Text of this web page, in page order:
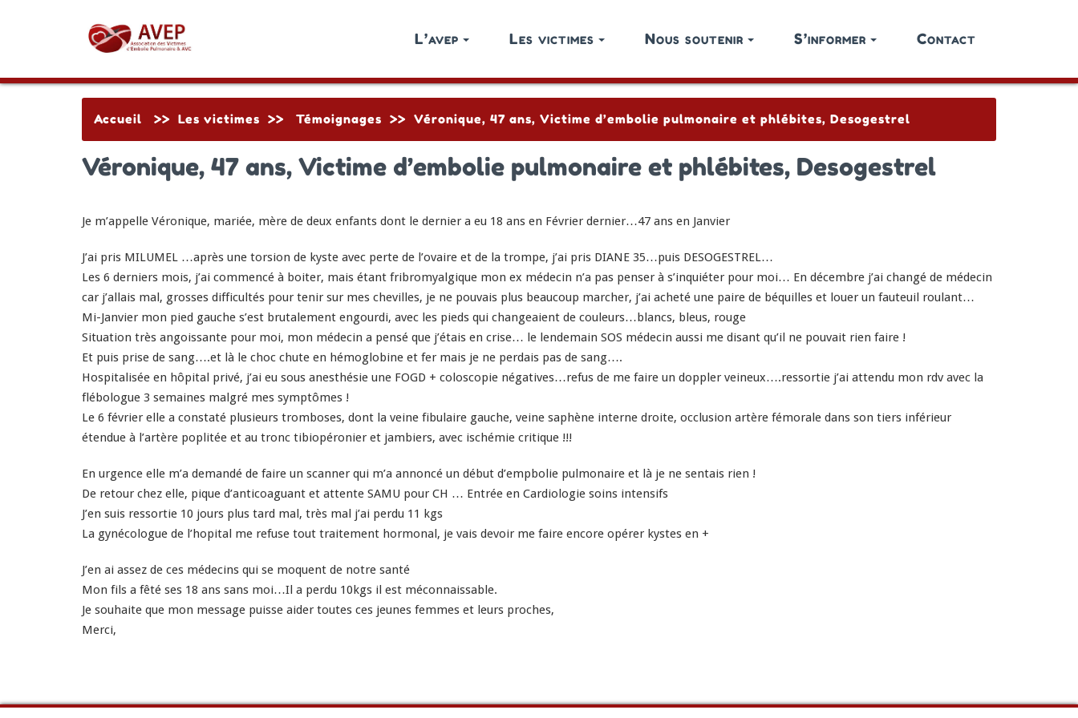
L’avep Les victimes Nous soutenir S’informer Contact
Accueil >> Les victimes >> Témoignages >> Véronique, 47 ans, Victime d’embolie pulmonaire et phlébites, Desogestrel
Véronique, 47 ans, Victime d’embolie pulmonaire et phlébites, Desogestrel
Je m’appelle Véronique, mariée, mère de deux enfants dont le dernier a eu 18 ans en Février dernier…47 ans en Janvier
J’ai pris MILUMEL …après une torsion de kyste avec perte de l’ovaire et de la trompe, j’ai pris DIANE 35…puis DESOGESTREL…
Les 6 derniers mois, j’ai commencé à boiter, mais étant fribromyalgique mon ex médecin n’a pas penser à s’inquiéter pour moi… En décembre j’ai changé de médecin
car j’allais mal, grosses difficultés pour tenir sur mes chevilles, je ne pouvais plus beaucoup marcher, j’ai acheté une paire de béquilles et louer un fauteuil roulant…
Mi-Janvier mon pied gauche s’est brutalement engourdi, avec les pieds qui changeaient de couleurs…blancs, bleus, rouge
Situation très angoissante pour moi, mon médecin a pensé que j’étais en crise… le lendemain SOS médecin aussi me disant qu’il ne pouvait rien faire !
Et puis prise de sang….et là le choc chute en hémoglobine et fer mais je ne perdais pas de sang….
Hospitalisée en hôpital privé, j’ai eu sous anesthésie une FOGD + coloscopie négatives…refus de me faire un doppler veineux….ressortie j’ai attendu mon rdv avec la
flébologue 3 semaines malgré mes symptômes !
Le 6 février elle a constaté plusieurs tromboses, dont la veine fibulaire gauche, veine saphène interne droite, occlusion artère fémorale dans son tiers inférieur
étendue à l’artère poplitée et au tronc tibiopéronier et jambiers, avec ischémie critique !!!
En urgence elle m’a demandé de faire un scanner qui m’a annoncé un début d’empbolie pulmonaire et là je ne sentais rien !
De retour chez elle, pique d’anticoaguant et attente SAMU pour CH … Entrée en Cardiologie soins intensifs
J’en suis ressortie 10 jours plus tard mal, très mal j’ai perdu 11 kgs
La gynécologue de l’hopital me refuse tout traitement hormonal, je vais devoir me faire encore opérer kystes en +
J’en ai assez de ces médecins qui se moquent de notre santé
Mon fils a fêté ses 18 ans sans moi…Il a perdu 10kgs il est méconnaissable.
Je souhaite que mon message puisse aider toutes ces jeunes femmes et leurs proches,
Merci,